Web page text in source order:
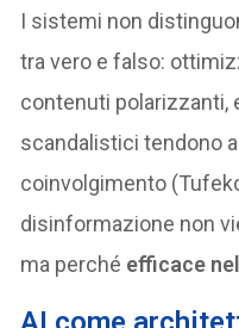
I sistemi non
tra vero e falso:
contenuti polarizzanti,
scandalistici tendono
coinvolgimento
disinformazione non
ma perché efficace